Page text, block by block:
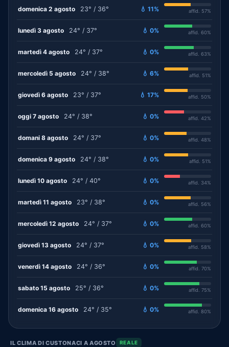
domenica 2 agosto 23° / 36° 💧 11% affid. 57%
lunedì 3 agosto 24° / 37° 💧 0% affid. 60%
martedì 4 agosto 24° / 37° 💧 0% affid. 63%
mercoledì 5 agosto 24° / 38° 💧 6% affid. 51%
giovedì 6 agosto 23° / 37° 💧 17% affid. 50%
oggi 7 agosto 24° / 38° 💧 0% affid. 42%
domani 8 agosto 24° / 37° 💧 0% affid. 48%
domenica 9 agosto 24° / 38° 💧 0% affid. 51%
lunedì 10 agosto 24° / 40° 💧 0% affid. 34%
martedì 11 agosto 23° / 38° 💧 0% affid. 56%
mercoledì 12 agosto 24° / 37° 💧 0% affid. 60%
giovedì 13 agosto 24° / 37° 💧 0% affid. 58%
venerdì 14 agosto 24° / 36° 💧 0% affid. 70%
sabato 15 agosto 25° / 36° 💧 0% affid. 75%
domenica 16 agosto 24° / 35° 💧 0% affid. 80%
IL CLIMA DI CUSTONACI A AGOSTO REALE